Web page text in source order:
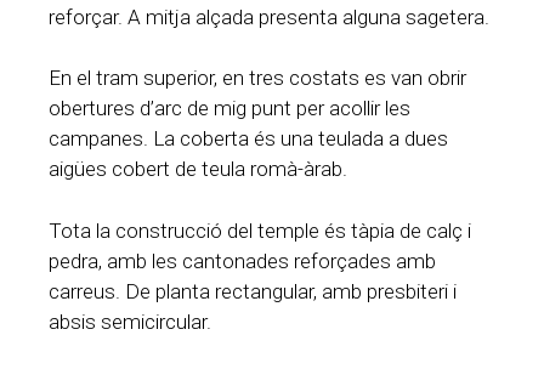
reforçar. A mitja alçada presenta alguna sagetera.
En el tram superior, en tres costats es van obrir
obertures d’arc de mig punt per acollir les
campanes. La coberta és una teulada a dues
aigües cobert de teula romà-àrab.
Tota la construcció del temple és tàpia de calç i
pedra, amb les cantonades reforçades amb
carreus. De planta rectangular, amb presbiteri i
absis semicircular.